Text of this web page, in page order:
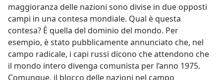
maggioranza delle nazioni sono divise in due opposti
campi in una contesa mondiale. Qual è questa
contesa? È quella del dominio del mondo. Per
esempio, è stato pubblicamente annunciato che, nel
campo radicale, i capi russi dicono che attendono che
il mondo intero divenga comunista per l’anno 1975.
Comunque, il blocco delle nazioni nel campo